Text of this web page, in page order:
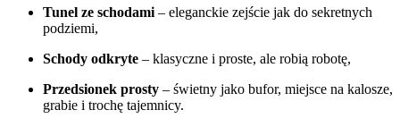
Tunel ze schodami – eleganckie zejście jak do sekretnych
podziemi,
Schody odkryte – klasyczne i proste, ale robią robotę,
Przedsionek prosty – świetny jako bufor, miejsce na kalosze,
grabie i trochę tajemnicy.